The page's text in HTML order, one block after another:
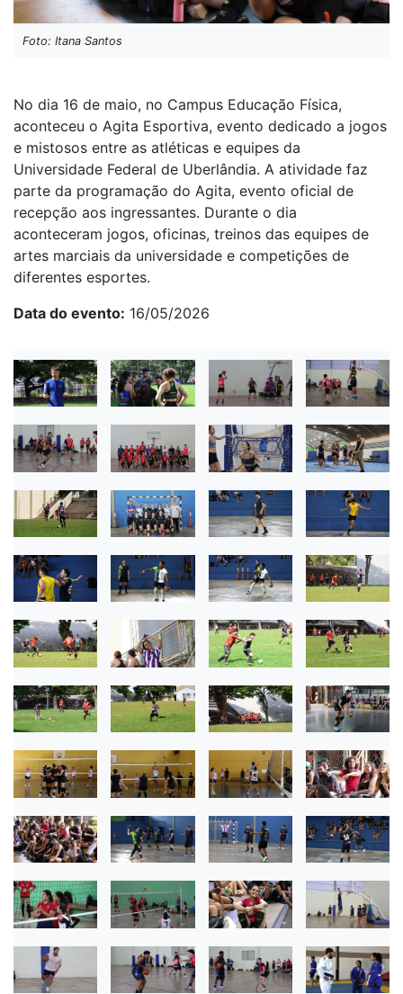
Foto: Itana Santos
No dia 16 de maio, no Campus Educação Física,
aconteceu o Agita Esportiva, evento dedicado a jogos
e mistosos entre as atléticas e equipes da
Universidade Federal de Uberlândia. A atividade faz
parte da programação do Agita, evento oficial de
recepção aos ingressantes. Durante o dia
aconteceram jogos, oficinas, treinos das equipes de
artes marciais da universidade e competições de
diferentes esportes.
Data do evento 16/05/2026